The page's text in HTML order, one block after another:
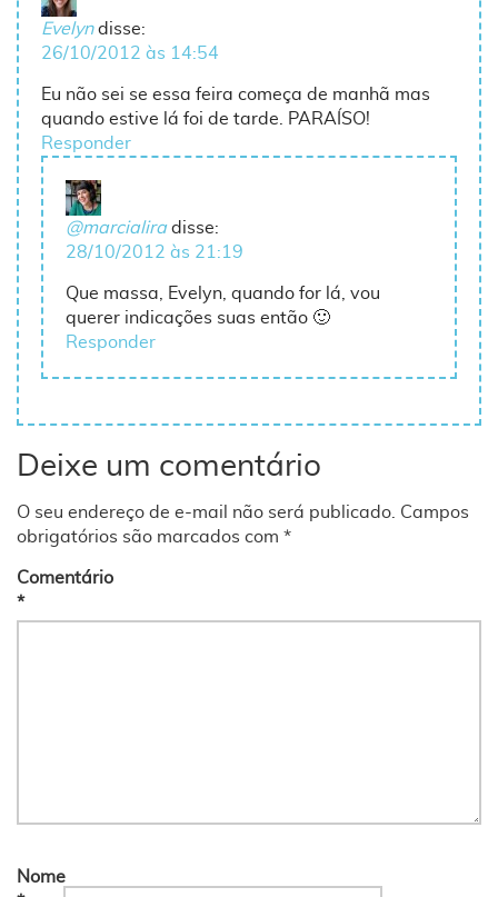
Evelyn disse:
26/10/2012 às 14:54
Eu não sei se essa feira começa de manhã mas
quando estive lá foi de tarde. PARAÍSO!
Responder
@marcialira disse:
28/10/2012 às 21:19
Que massa, Evelyn, quando for lá, vou
querer indicações suas então 🙂
Responder
Deixe um comentário
O seu endereço de e-mail não será publicado. Campos
obrigatórios são marcados com *
Comentário
*
Nome